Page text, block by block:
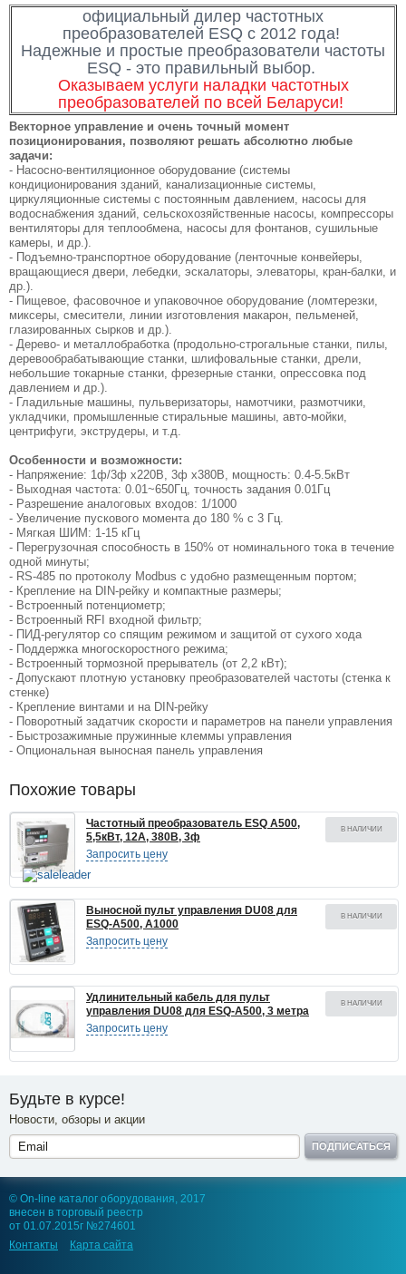
официальный дилер частотных
преобразователей ESQ с 2012 года!
Надежные и простые преобразователи частоты
ESQ - это правильный выбор.
Оказываем услуги наладки частотных
преобразователей по всей Беларуси!
Векторное управление и очень точный момент
позиционирования, позволяют решать абсолютно любые
задачи:
- Насосно-вентиляционное оборудование (системы
кондиционирования зданий, канализационные системы,
циркуляционные системы с постоянным давлением, насосы для
водоснабжения зданий, сельскохозяйственные насосы, компрессоры
вентиляторы для теплообмена, насосы для фонтанов, сушильные
камеры, и др.).
- Подъемно-транспортное оборудование (ленточные конвейеры,
вращающиеся двери, лебедки, эскалаторы, элеваторы, кран-балки, и
др.).
- Пищевое, фасовочное и упаковочное оборудование (ломтерезки,
миксеры, смесители, линии изготовления макарон, пельменей,
глазированных сырков и др.).
- Дерево- и металлобработка (продольно-строгальные станки, пилы,
деревообрабатывающие станки, шлифовальные станки, дрели,
небольшие токарные станки, фрезерные станки, опрессовка под
давлением и др.).
- Гладильные машины, пульверизаторы, намотчики, размотчики,
укладчики, промышленные стиральные машины, авто-мойки,
центрифуги, экструдеры, и т.д.
Особенности и возможности:
- Напряжение: 1ф/3ф х220В, 3ф х380В, мощность: 0.4-5.5кВт
- Выходная частота: 0.01~650Гц, точность задания 0.01Гц
- Разрешение аналоговых входов: 1/1000
- Увеличение пускового момента до 180 % с 3 Гц.
- Мягкая ШИМ: 1-15 кГц
- Перегрузочная способность в 150% от номинального тока в течение
одной минуты;
- RS-485 по протоколу Modbus с удобно размещенным портом;
- Крепление на DIN-рейку и компактные размеры;
- Встроенный потенциометр;
- Встроенный RFI входной фильтр;
- ПИД-регулятор со спящим режимом и защитой от сухого хода
- Поддержка многоскоростного режима;
- Встроенный тормозной прерыватель (от 2,2 кВт);
- Допускают плотную установку преобразователей частоты (стенка к
стенке)
- Крепление винтами и на DIN-рейку
- Поворотный задатчик скорости и параметров на панели управления
- Быстрозажимные пружинные клеммы управления
- Опциональная выносная панель управления
Похожие товары
Частотный преобразователь ESQ A500,
5,5кВт, 12А, 380В, 3ф
Запросить цену
В НАЛИЧИИ
Выносной пульт управления DU08 для
ESQ-A500, A1000
Запросить цену
В НАЛИЧИИ
Удлинительный кабель для пульт
управления DU08 для ESQ-A500, 3 метра
Запросить цену
В НАЛИЧИИ
Будьте в курсе!
Новости, обзоры и акции
ПОДПИСАТЬСЯ
© On-line каталог оборудования, 2017
внесен в торговый реестр
от 01.07.2015г №274601
Контакты
Карта сайта